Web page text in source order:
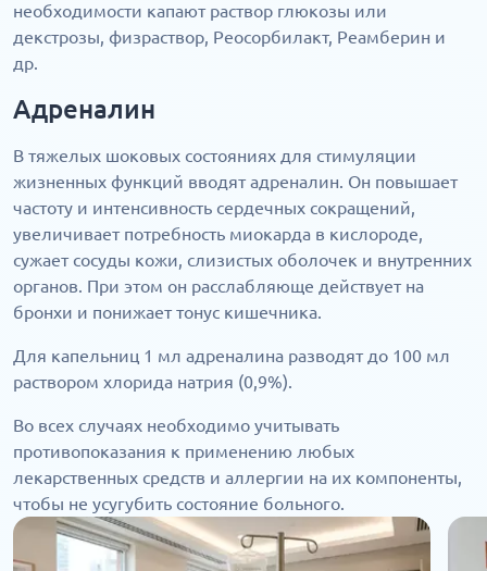
необходимости капают раствор глюкозы или
декстрозы, физраствор, Реосорбилакт, Реамберин и
др.
Адреналин
В тяжелых шоковых состояниях для стимуляции
жизненных функций вводят адреналин. Он повышает
частоту и интенсивность сердечных сокращений,
увеличивает потребность миокарда в кислороде,
сужает сосуды кожи, слизистых оболочек и внутренних
органов. При этом он расслабляюще действует на
бронхи и понижает тонус кишечника.
Для капельниц 1 мл адреналина разводят до 100 мл
раствором хлорида натрия (0,9%).
Во всех случаях необходимо учитывать
противопоказания к применению любых
лекарственных средств и аллергии на их компоненты,
чтобы не усугубить состояние больного.